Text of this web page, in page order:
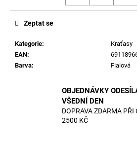
Kategorie:
Kraťasy
EAN:
Barva: Fialová
Zeptat se
OBJEDNÁVKY
VŠEDNÍ DEN
DOPRAVA ZDARMA PŘI
2500 KČ